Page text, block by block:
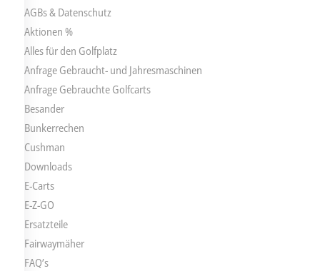
AGBs & Datenschutz
Aktionen %
Alles für den Golfplatz
Anfrage Gebraucht- und Jahresmaschinen
Anfrage Gebrauchte Golfcarts
Besander
Bunkerrechen
Cushman
Downloads
E-Carts
E-Z-GO
Ersatzteile
Fairwaymäher
FAQ’s